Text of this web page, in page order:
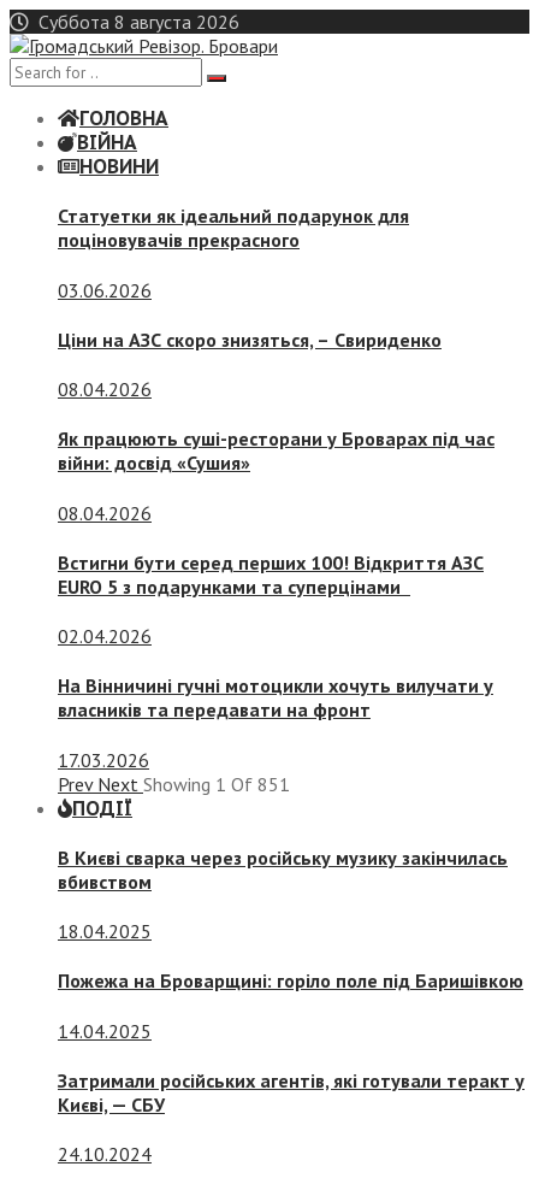
Skip
to
content
Суббота 8 августа 2026
ГОЛОВНА
ВІЙНА
НОВИНИ
Статуетки як ідеальний подарунок для
поціновувачів прекрасного
03.06.2026
Ціни на АЗС скоро знизяться, – Свириденко
08.04.2026
Як працюють суші-ресторани у Броварах під час
війни: досвід «Сушия»
08.04.2026
Встигни бути серед перших 100! Відкриття АЗС
EURO 5 з подарунками та суперцінами
02.04.2026
На Вінничині гучні мотоцикли хочуть вилучати у
власників та передавати на фронт
17.03.2026
Prev Next Showing 1 Of 851
ПОДІЇ
В Києві сварка через російську музику закінчилась
вбивством
18.04.2025
Пожежа на Броварщині: горіло поле під Баришівкою
14.04.2025
Затримали російських агентів, які готували теракт у
Києві, — СБУ
24.10.2024